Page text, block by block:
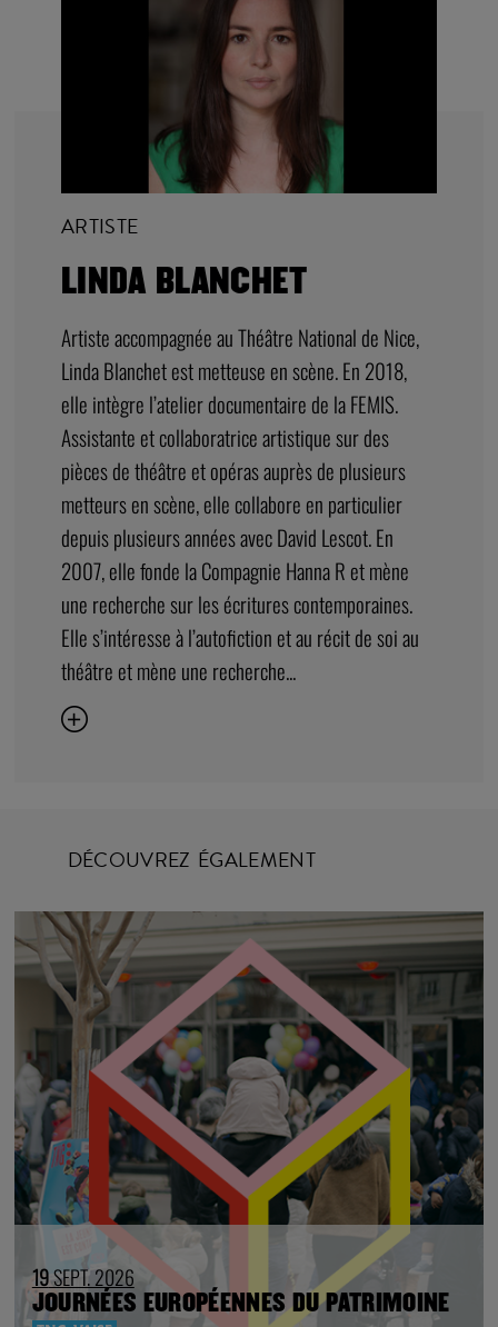
ARTISTE
LINDA BLANCHET
Artiste accompagnée au Théâtre National de Nice,
Linda Blanchet est metteuse en scène. En 2018,
elle intègre l’atelier documentaire de la FEMIS.
Assistante et collaboratrice artistique sur des
pièces de théâtre et opéras auprès de plusieurs
metteurs en scène, elle collabore en particulier
depuis plusieurs années avec David Lescot. En
théâtre et mène une recherche...
DÉCOUVREZ ÉGALEMENT